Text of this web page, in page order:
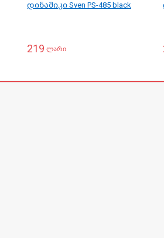
დინამიკი Sven PS-485 black
219 ლარი